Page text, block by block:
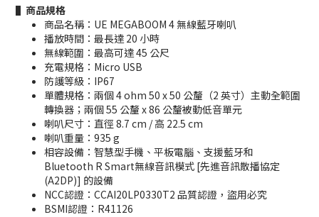
▌商品規格
商品名稱：UE MEGABOOM 4 無線藍牙喇叭
播放時間：最長達 20 小時
無線範圍：最高可達 45 公尺
充電規格：Micro USB
防護等級：IP67
單體規格：兩個 4 ohm 50 x 50 公釐（2 英寸）主動全範圍
轉換器；兩個 55 公釐 x 86 公釐被動低音單元
喇叭尺寸：直徑 8.7 cm / 高 22.5 cm
喇叭重量：935 g
相容設備：智慧型手機、平板電腦、支援藍牙和
Bluetooth R Smart無線音訊模式 [先進音訊散播協定
(A2DP)] 的設備
NCC認證：CCAI20LP0330T2 品質認證，盜用必究
BSMI認證：R41126